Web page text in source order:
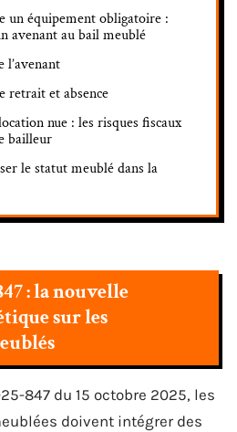
un équipement obligatoire :
avenant au bail meublé
l’avenant
retrait et absence
nue : les risques fiscaux
bailleur
le statut meublé dans la
: la nouvelle
sur les
847 du 15 octobre 2025, les
doivent intégrer des